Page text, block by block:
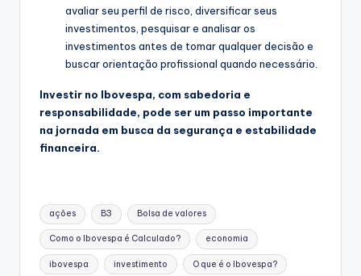
avaliar seu perfil de risco, diversificar seus
investimentos, pesquisar e analisar os
investimentos antes de tomar qualquer decisão e
buscar orientação profissional quando necessário.
Investir no Ibovespa, com sabedoria e
responsabilidade, pode ser um passo importante
na jornada em busca da segurança e estabilidade
financeira.
Tags:
ações B3 Bolsa de valores
Como o Ibovespa é Calculado? economia
ibovespa investimento O que é o Ibovespa?